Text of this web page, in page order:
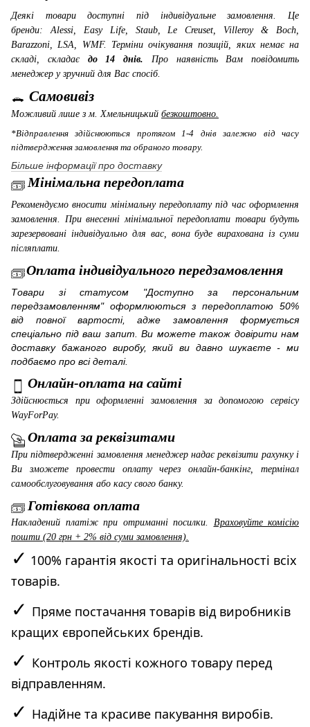
Деякі товари доступні під індивідуальне замовлення. Це
бренди: Alessi, Easy Life, Staub, Le Creuset, Villeroy & Boch,
Barazzoni, LSA, WMF. Терміни очікування позицій, яких немає на
складі, складає до 14 днів. Про наявність Вам повідомить
менеджер у зручний для Вас спосіб.
Самовивіз
Можливий лише з м. Хмельницький безкоштовно.
*Відправлення здійснюються протягом 1-4 днів залежно від часу
підтвердження замовлення та обраного товару.
Більше інформації про доставку
Мінімальна передоплата
Рекомендуємо вносити мінімальну передоплату під час оформлення
замовлення. При внесенні мінімальної передоплати товари будуть
зарезервовані індивідуально для вас, вона буде вирахована із суми
післяплати.
Оплата індивідуального передзамовлення
Товари зі статусом "Доступно за персональним
передзамовленням" оформлюються з передоплатою 50%
від повної вартості, адже замовлення формується
спеціально під ваш запит. Ви можете також довірити нам
доставку бажаного виробу, який ви давно шукаєте - ми
подбаємо про всі деталі.
Онлайн-оплата на сайті
Здійснюється при оформленні замовлення за допомогою сервісу
WayForPay.
Оплата за реквізитами
При підтвердженні замовлення менеджер надає реквізити рахунку і
Ви зможете провести оплату через онлайн-банкінг, термінал
самообслуговування або касу свого банку.
Готівкова оплата
Накладений платіж при отриманні посилки. Враховуйте комісію
пошти (20 грн + 2% від суми замовлення).
✓ 100% гарантія якості та оригінальності всіх
товарів.
✓ Пряме постачання товарів від виробників
кращих європейських брендів.
✓ Контроль якості кожного товару перед
відправленням.
✓ Надійне та красиве пакування виробів.